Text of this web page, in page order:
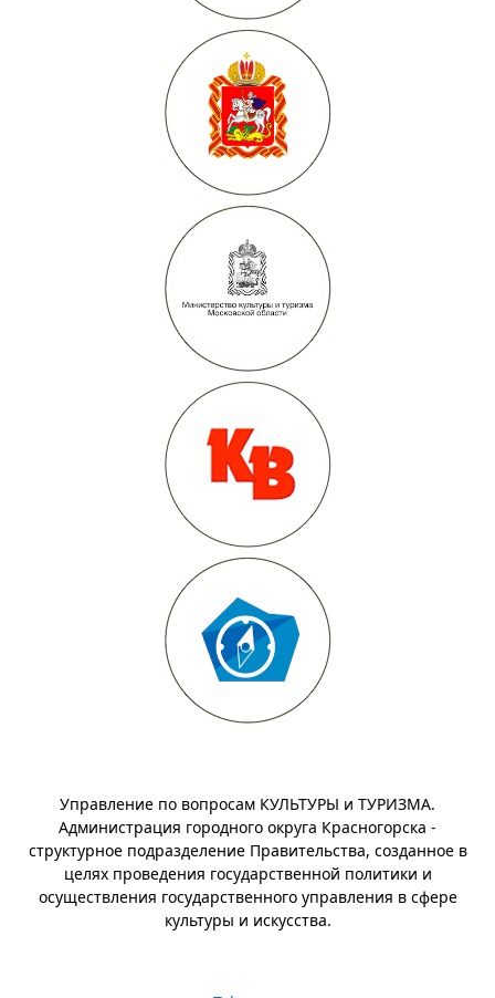
Управление по вопросам КУЛЬТУРЫ и ТУРИЗМА.
Администрация городного округа Красногорска -
структурное подразделение Правительства, созданное в
целях проведения государственной политики и
осуществления государственного управления в сфере
культуры и искусства.